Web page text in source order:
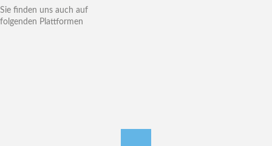
Sie finden uns auch auf
folgenden Plattformen